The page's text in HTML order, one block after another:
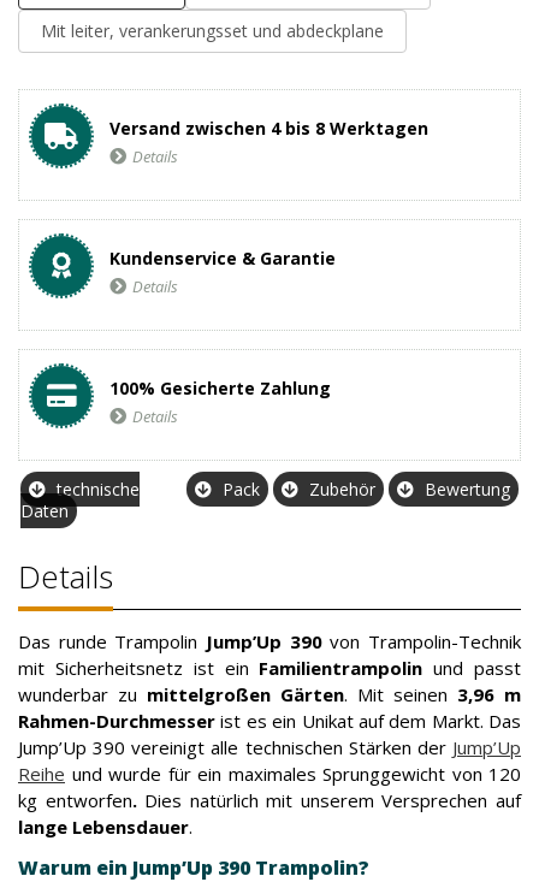
Mit leiter, verankerungsset und abdeckplane
Versand zwischen 4 bis 8 Werktagen
Details
Kundenservice & Garantie
Details
100% Gesicherte Zahlung
Details
technische
Daten
Pack Zubehör Bewertung
Details
Das runde Trampolin Jump’Up 390von Trampolin-Technik
mit Sicherheitsnetz ist ein Familientrampolin und passt
wunderbar zu mittelgroßen Gärten. Mit seinen 3,96 m
Rahmen-Durchmesser ist es ein Unikat auf dem Markt. Das
Jump’Up 390 vereinigt alle technischen Stärken der Jump’Up
Reihe und wurde für ein maximales Sprunggewicht von 120
kg entworfen.Dies natürlich mit unserem Versprechen auf
lange Lebensdauer.
Warum ein Jump’Up 390 Trampolin?